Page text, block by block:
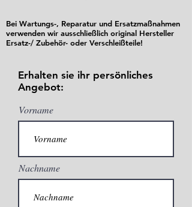
Bei Wartungs-, Reparatur und Ersatzmaßnahmen
verwenden wir ausschließlich original Hersteller
Ersatz-/ Zubehör- oder Verschleißteile!
Erhalten sie ihr persönliches
Angebot:
Vorname
Nachname